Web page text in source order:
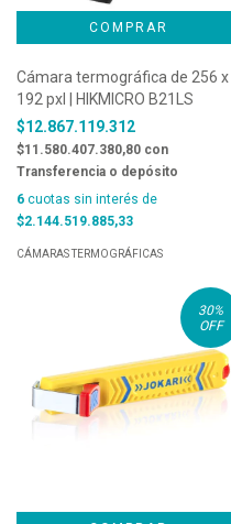
Cámara termográfica de 256 x
192 pxl | HIKMICRO B21LS
$12.867.119.312
$11.580.407.380,80 con
Transferencia o depósito
6 cuotas sin interés de
$2.144.519.885,33
CÁMARAS TERMOGRÁFICAS
30%
OFF